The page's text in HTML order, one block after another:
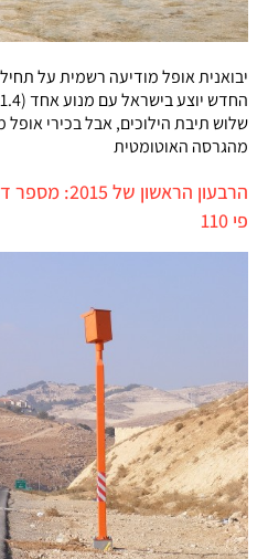
יבואנית אופל מודיעה רשמית על
מהגרסה האוטומטית
הרבעון הראשון
פי 110